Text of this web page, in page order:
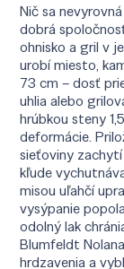
Nič sa
dobrá
ohnisko a gril v
urobí miesto,
73 cm – dosť
uhlia alebo
hrúbkou steny
deformácie.
sieťoviny
kľude
misou uľahčí
vysýpanie
odolný lak
Blumfeldt
hrdzavenia a